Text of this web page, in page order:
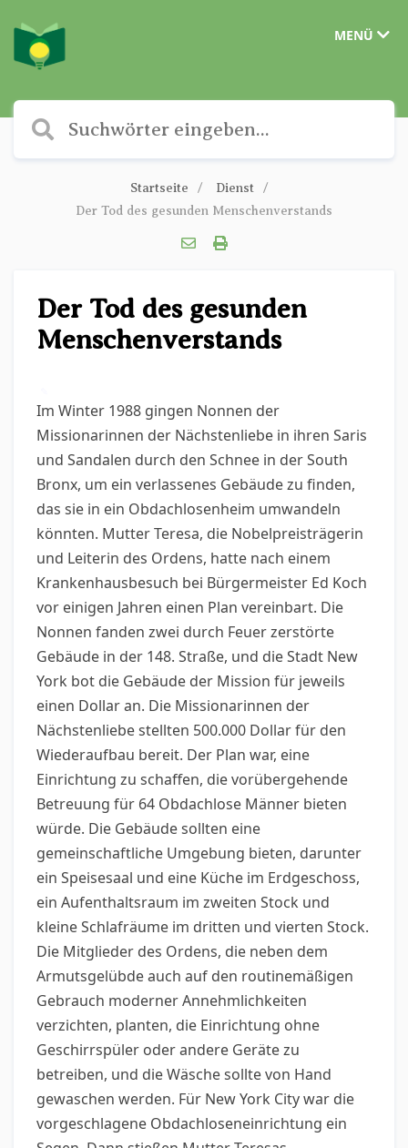
MENÜ
Startseite
Dienst
Der Tod des gesunden Menschenverstands
Der Tod des gesunden
Menschenverstands
Im Winter 1988 gingen Nonnen der
Missionarinnen der Nächstenliebe in ihren Saris
und Sandalen durch den Schnee in der South
Bronx, um ein verlassenes Gebäude zu finden,
das sie in ein Obdachlosenheim umwandeln
könnten. Mutter Teresa, die Nobelpreisträgerin
und Leiterin des Ordens, hatte nach einem
Krankenhausbesuch bei Bürgermeister Ed Koch
vor einigen Jahren einen Plan vereinbart. Die
Nonnen fanden zwei durch Feuer zerstörte
Gebäude in der 148. Straße, und die Stadt New
York bot die Gebäude der Mission für jeweils
einen Dollar an. Die Missionarinnen der
Nächstenliebe stellten 500.000 Dollar für den
Wiederaufbau bereit. Der Plan war, eine
Einrichtung zu schaffen, die vorübergehende
Betreuung für 64 Obdachlose Männer bieten
würde. Die Gebäude sollten eine
gemeinschaftliche Umgebung bieten, darunter
ein Speisesaal und eine Küche im Erdgeschoss,
ein Aufenthaltsraum im zweiten Stock und
kleine Schlafräume im dritten und vierten Stock.
Die Mitglieder des Ordens, die neben dem
Armutsgelübde auch auf den routinemäßigen
Gebrauch moderner Annehmlichkeiten
verzichten, planten, die Einrichtung ohne
Geschirrspüler oder andere Geräte zu
betreiben, und die Wäsche sollte von Hand
gewaschen werden. Für New York City war die
vorgeschlagene Obdachloseneinrichtung ein